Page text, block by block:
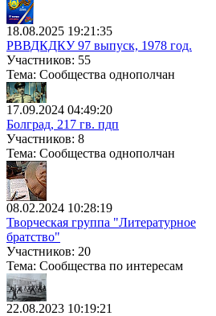
18.08.2025 19:21:35
РВВДКДКУ 97 выпуск, 1978 год.
Участников: 55
Тема: Сообщества однополчан
17.09.2024 04:49:20
Болград, 217 гв. пдп
Участников: 8
Тема: Сообщества однополчан
08.02.2024 10:28:19
Творческая группа "Литературное
братство"
Участников: 20
Тема: Сообщества по интересам
22.08.2023 10:19:21